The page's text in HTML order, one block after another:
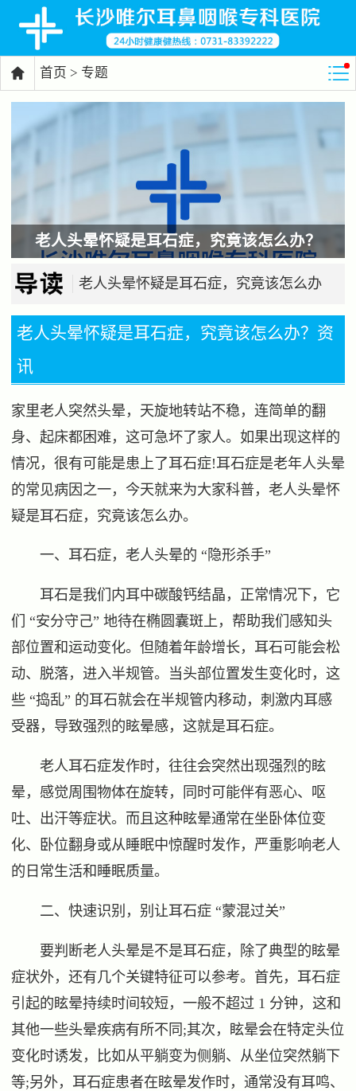
 首页 > 专题
老人头晕怀疑是耳石症，究竟该怎么办？
老人头晕怀疑是耳石症，究竟该怎么办
老人头晕怀疑是耳石症，究竟该怎么办？资
讯
家里老人突然头晕，天旋地转站不稳，连简单的翻
身、起床都困难，这可急坏了家人。如果出现这样的
情况，很有可能是患上了耳石症!耳石症是老年人头晕
的常见病因之一，今天就来为大家科普，老人头晕怀
疑是耳石症，究竟该怎么办。
一、耳石症，老人头晕的 “隐形杀手”
耳石是我们内耳中碳酸钙结晶，正常情况下，它
们 “安分守己” 地待在椭圆囊斑上，帮助我们感知头
部位置和运动变化。但随着年龄增长，耳石可能会松
动、脱落，进入半规管。当头部位置发生变化时，这
些 “捣乱” 的耳石就会在半规管内移动，刺激内耳感
受器，导致强烈的眩晕感，这就是耳石症。
老人耳石症发作时，往往会突然出现强烈的眩
晕，感觉周围物体在旋转，同时可能伴有恶心、呕
吐、出汗等症状。而且这种眩晕通常在坐卧体位变
化、卧位翻身或从睡眠中惊醒时发作，严重影响老人
的日常生活和睡眠质量。
二、快速识别，别让耳石症 “蒙混过关”
要判断老人头晕是不是耳石症，除了典型的眩晕
症状外，还有几个关键特征可以参考。首先，耳石症
引起的眩晕持续时间较短，一般不超过 1 分钟，这和
其他一些头晕疾病有所不同;其次，眩晕会在特定头位
变化时诱发，比如从平躺变为侧躺、从坐位突然躺下
等;另外，耳石症患者在眩晕发作时，通常没有耳鸣、